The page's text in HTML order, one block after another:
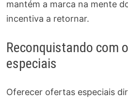
mantém a marca na mente
incentiva a retornar.
Reconquistando com
especiais
Oferecer ofertas especiais